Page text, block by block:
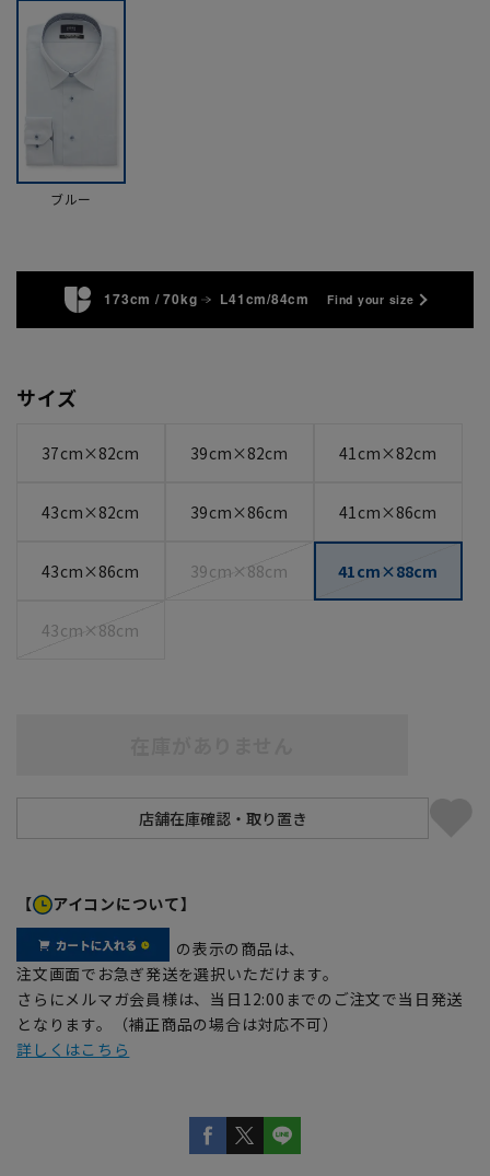
ブルー
173cm / 70kg L41cm/84cm Find your size
サイズ
37cm×82cm 39cm×82cm 41cm×82cm
43cm×82cm 39cm×86cm 41cm×86cm
43cm×86cm 39cm×88cm 41cm×88cm
43cm×88cm
【 アイコンについて】
の表示の商品は、
注文画面でお急ぎ発送を選択いただけます。
さらにメルマガ会員様は、当日12:00までのご注文で当日発送
となります。（補正商品の場合は対応不可）
詳しくはこちら